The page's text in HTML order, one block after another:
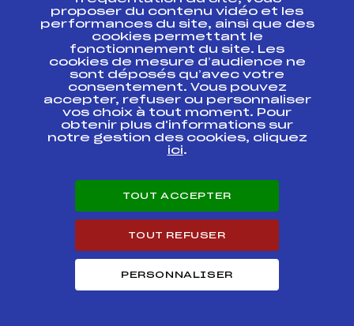
CHALLENGE SAVOIE
NORDIQUE "TROPHEE DU
BEAUFORT" 2ème ETAPE
SUIVEZ
L'ACTU
Abonnez-vous à notre newsletter
Recevez l’actualité de la FFS, des clubs et des Équipes
de France.
proposer du contenu vidéo et les
performances du site, ainsi que des
cookies permettant le
fonctionnement du site. Les
cookies de mesure d’audience ne
sont déposés qu’avec votre
consentement. Vous pouvez
accepter, refuser ou personnaliser
vos choix à tout moment. Pour
obtenir plus d'informations sur
notre gestion des cookies, cliquez
ici.
TOUT ACCEPTER
TOUT REFUSER
PERSONNALISER